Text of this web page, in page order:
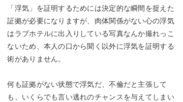
「浮気」を証明するためには決定的な瞬間を捉えた
証拠が必要になりますが、肉体関係がない心の浮気
はラブホテルに出入りしている写真なんか撮れっこ
ないため、本人の口から聞く以外に浮気を証明する
術がありません。
何も証拠がない状態で浮気だ、不倫だと主張して
も、いくらでも言い逃れのチャンスを与えてしまい